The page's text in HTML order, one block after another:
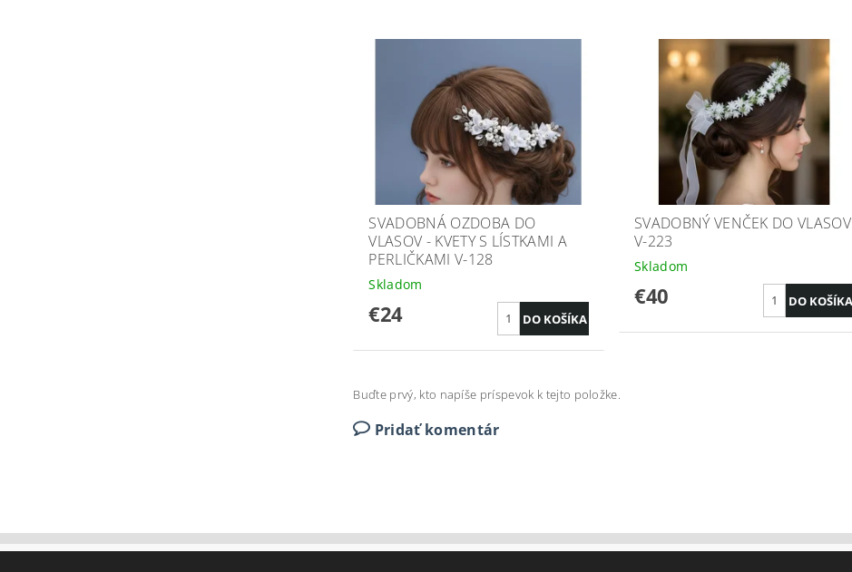
SVADOBNÁ OZDOBA DO
VLASOV - KVETY S LÍSTKAMI A
PERLIČKAMI V-128
Skladom
€24
SVADOBNÝ VENČEK DO VLASOV
V-223
Skladom
€40
Buďte prvý, kto napíše príspevok k tejto položke.
Pridať komentár